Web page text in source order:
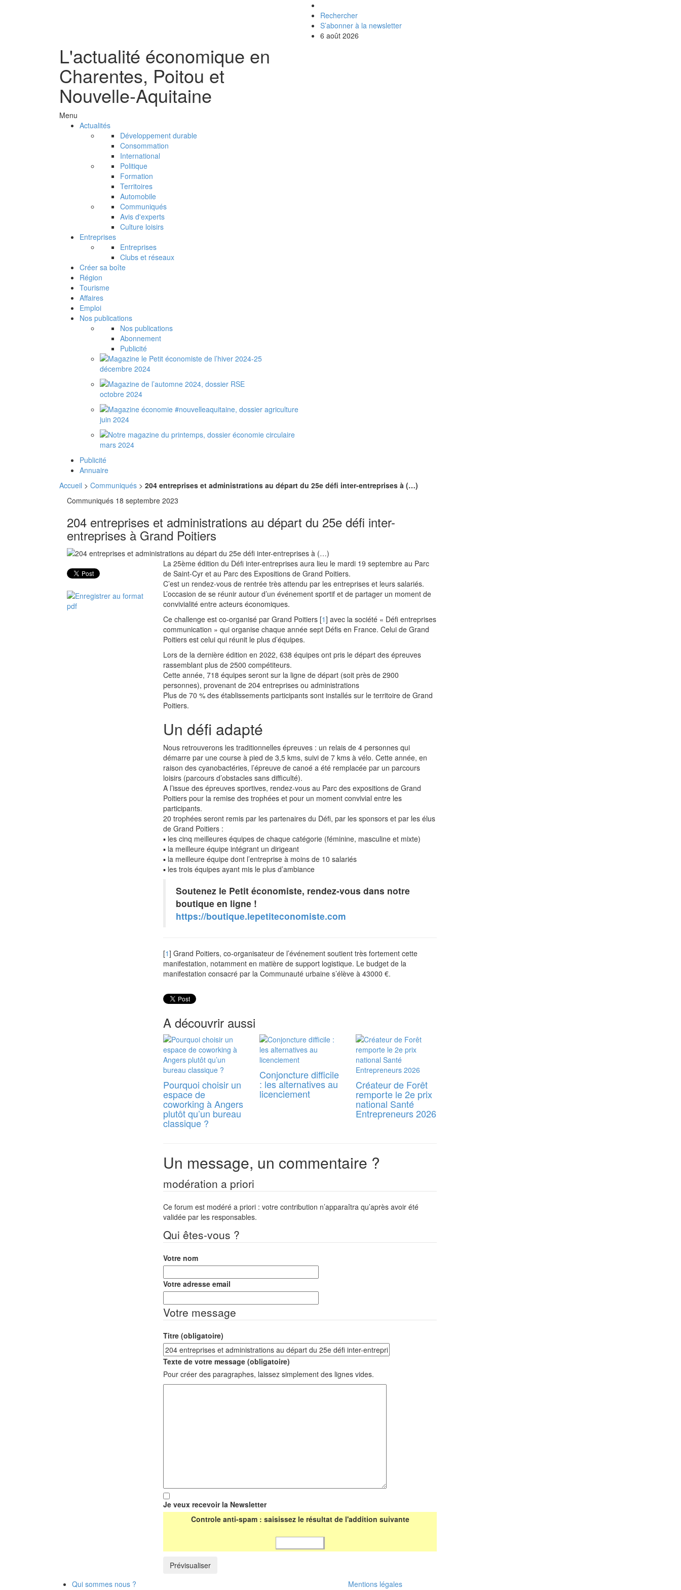
L'actualité économique en
Charentes, Poitou et
Nouvelle-Aquitaine
Rechercher
S’abonner à la newsletter
6 août 2026
Menu
Actualités
Développement durable
Consommation
International
Politique
Formation
Territoires
Automobile
Communiqués
Avis d'experts
Culture loisirs
Entreprises
Entreprises
Clubs et réseaux
Créer sa boîte
Région
Tourisme
Affaires
Emploi
Nos publications
Nos publications
Abonnement
Publicité
décembre 2024
octobre 2024
juin 2024
mars 2024
Publicité
Annuaire
Accueil > Communiqués > 204 entreprises et administrations au départ du 25e défi inter-entreprises à (…)
Communiqués 18 septembre 2023
204 entreprises et administrations au départ du 25e défi inter-
entreprises à Grand Poitiers
La 25ème édition du Défi inter-entreprises aura lieu le mardi 19 septembre au Parc
de Saint-Cyr et au Parc des Expositions de Grand Poitiers.
C’est un rendez-vous de rentrée très attendu par les entreprises et leurs salariés.
L’occasion de se réunir autour d’un événement sportif et de partager un moment de
convivialité entre acteurs économiques.
Ce challenge est co-organisé par Grand Poitiers [1] avec la société « Défi entreprises
communication » qui organise chaque année sept Défis en France. Celui de Grand
Poitiers est celui qui réunit le plus d’équipes.
Lors de la dernière édition en 2022, 638 équipes ont pris le départ des épreuves
rassemblant plus de 2500 compétiteurs.
Cette année, 718 équipes seront sur la ligne de départ (soit près de 2900
personnes), provenant de 204 entreprises ou administrations
Plus de 70 % des établissements participants sont installés sur le territoire de Grand
Poitiers.
Un défi adapté
Nous retrouverons les traditionnelles épreuves : un relais de 4 personnes qui
démarre par une course à pied de 3,5 kms, suivi de 7 kms à vélo. Cette année, en
raison des cyanobactéries, l’épreuve de canoé a été remplacée par un parcours
loisirs (parcours d’obstacles sans difficulté).
A l’issue des épreuves sportives, rendez-vous au Parc des expositions de Grand
Poitiers pour la remise des trophées et pour un moment convivial entre les
participants.
20 trophées seront remis par les partenaires du Défi, par les sponsors et par les élus
de Grand Poitiers :
▪ les cinq meilleures équipes de chaque catégorie (féminine, masculine et mixte)
▪ la meilleure équipe intégrant un dirigeant
▪ la meilleure équipe dont l’entreprise à moins de 10 salariés
▪ les trois équipes ayant mis le plus d’ambiance
Soutenez le Petit économiste, rendez-vous dans notre
boutique en ligne !
https://boutique.lepetiteconomiste.com
[1] Grand Poitiers, co-organisateur de l’événement soutient très fortement cette
manifestation, notamment en matière de support logistique. Le budget de la
manifestation consacré par la Communauté urbaine s’élève à 43000 €.
A découvrir aussi
Pourquoi choisir un
espace de
coworking à Angers
plutôt qu’un bureau
classique ?
Conjoncture difficile
: les alternatives au
licenciement
Créateur de Forêt
remporte le 2e prix
national Santé
Entrepreneurs 2026
Un message, un commentaire ?
modération a priori
Ce forum est modéré a priori : votre contribution n’apparaîtra qu’après avoir été
validée par les responsables.
Qui êtes-vous ?
Votre nom
Votre adresse email
Votre message
Titre (obligatoire)
Texte de votre message (obligatoire)
Pour créer des paragraphes, laissez simplement des lignes vides.
Je veux recevoir la Newsletter
Controle anti-spam : saisissez le résultat de l'addition suivante
Qui sommes nous ?
Mentions légales